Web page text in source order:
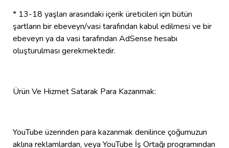
* 13-18 yaşları arasındaki içerik üreticileri için bütün
şartların bir ebeveyn/vasi tarafından kabul edilmesi ve bir
ebeveyn ya da vasi tarafından AdSense hesabı
oluşturulması gerekmektedir.
Ürün Ve Hizmet Satarak Para Kazanmak:
YouTube üzerinden para kazanmak denilince çoğumuzun
aklına reklamlardan, veya YouTube İş Ortağı programından